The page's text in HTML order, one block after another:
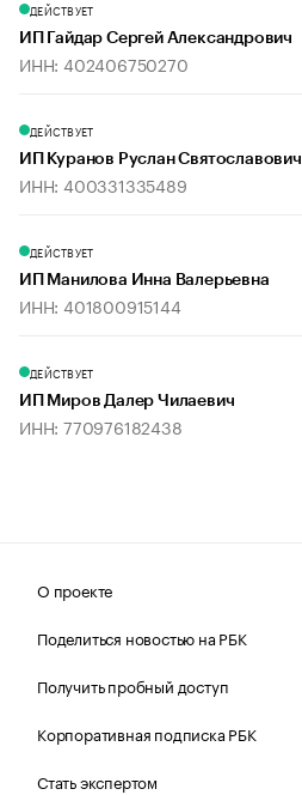
ДЕЙСТВУЕТ
ИП Гайдар Сергей Александрович
ИНН: 402406750270
ДЕЙСТВУЕТ
ИП Куранов Руслан Святославович
ИНН: 400331335489
ДЕЙСТВУЕТ
ИП Манилова Инна Валерьевна
ИНН: 401800915144
ДЕЙСТВУЕТ
ИП Миров Далер Чилаевич
ИНН: 770976182438
О проекте
Поделиться новостью на РБК
Получить пробный доступ
Корпоративная подписка РБК
Стать экспертом